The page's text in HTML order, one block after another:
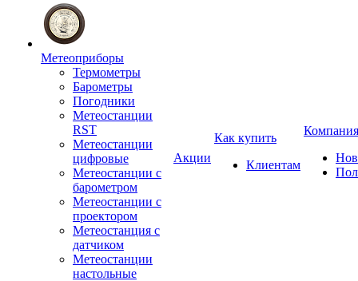
Метеоприборы
Термометры
Барометры
Погодники
Метеостанции
RST
Метеостанции
цифровые
Метеостанции с
барометром
Метеостанции с
проектором
Метеостанция с
датчиком
Метеостанции
настольные
Акции
Как купить
Клиентам
Компания